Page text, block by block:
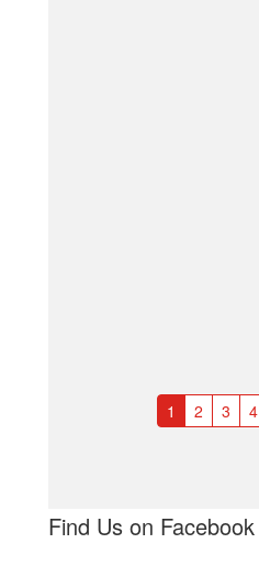
1 2 3 4
Find Us on Facebook